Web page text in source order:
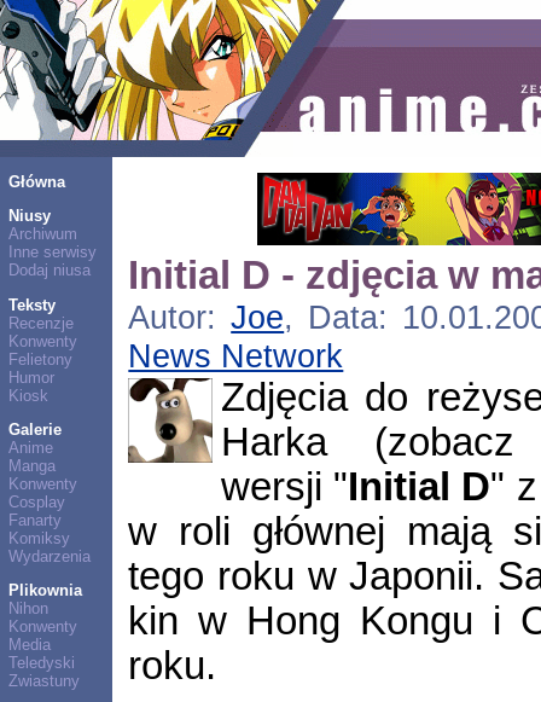
Główna
Niusy
Archiwum
Inne serwisy
Dodaj niusa
Teksty
Recenzje
Konwenty
Felietony
Humor
Kiosk
Galerie
Anime
Manga
Konwenty
Cosplay
Fanarty
Komiksy
Wydarzenia
Plikownia
Nihon
Konwenty
Media
Teledyski
Zwiastuny
Initial D - zdjęcia w
Autor:Joe, Data:
News Network
Zdjęcia do
Harka
wersji "Initial D"
w roli głównej mają
tego roku w Japonii.
kin w Hong Kongu i
roku.